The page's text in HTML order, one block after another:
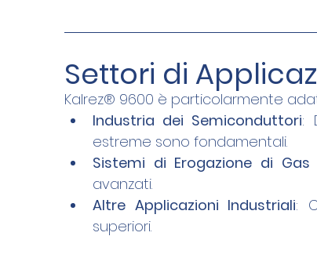
Settori di
Kalrez® 9600 è particolarmente
Industria dei Semiconduttori:
estreme sono fondamentali.
Sistemi di Erogazione di Gas
avanzati.
Altre Applicazioni Industriali:
superiori.